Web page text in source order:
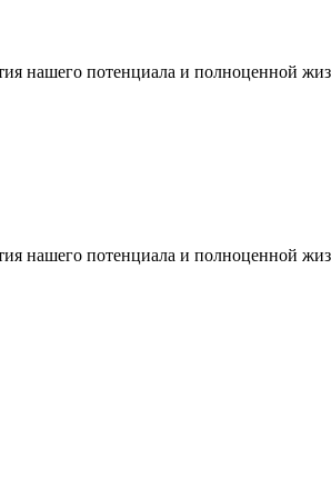
нашего потенциала и полноценной
нашего потенциала и полноценной